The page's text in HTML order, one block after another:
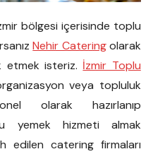
bölgesi içerisinde toplu
Nehir Cateringolarak
etmek isteriz. İzmir Toplu
veya topluluk
olarak hazırlanıp
yemek hizmeti almak
catering firmaları